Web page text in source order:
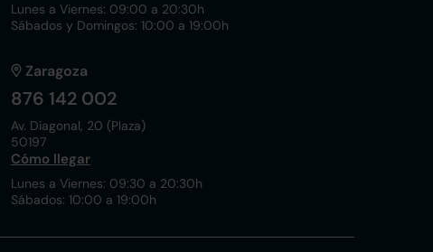
Lunes a Viernes: 09:00 a 20:30h
Sábados y Domingos: 10:00 a 19:00h
Zaragoza
876 142 002
Av. Diagonal, 20 (Plaza)
50197
Cómo llegar
Lunes a Viernes: 09:30 a 20:30h
Sábados: 10:00 a 19:00h